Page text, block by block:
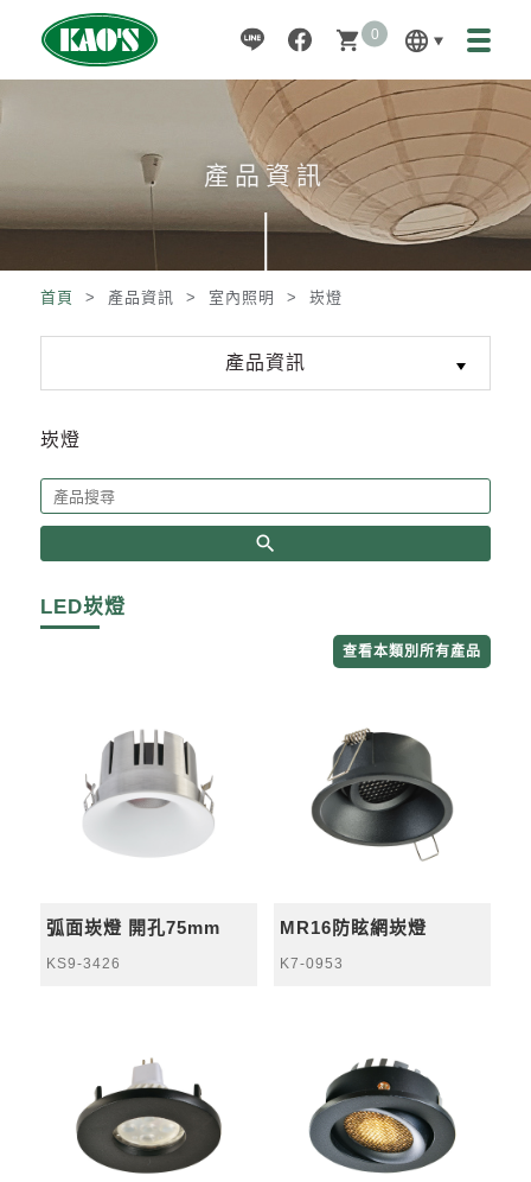
language
shopping_cart 0
產品資訊
首頁 > 產品資訊 > 室內照明 > 崁燈
產品資訊
崁燈
search
LED崁燈
查看本類別所有產品
弧面崁燈 開孔75mm
KS9-3426
MR16防眩網崁燈
K7-0953